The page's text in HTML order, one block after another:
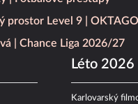
prostor Level 9
Chance Liga 2026/27
Léto 2026
Karlovarský